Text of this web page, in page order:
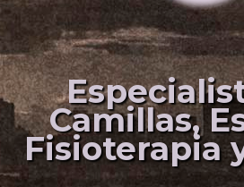
Camillas,
Fisioterapia